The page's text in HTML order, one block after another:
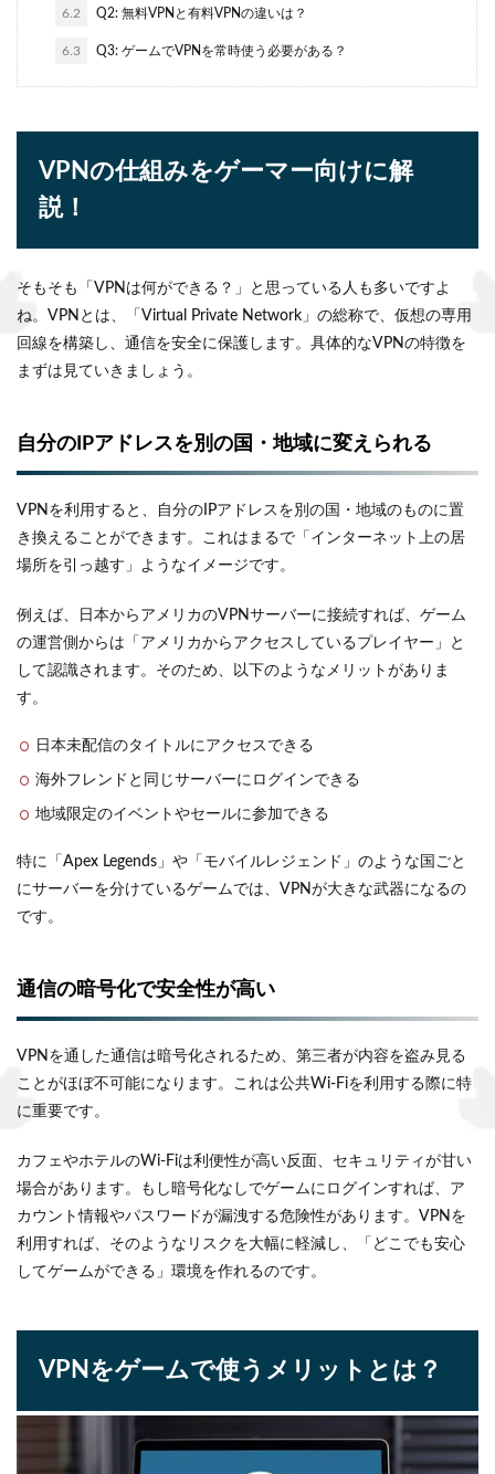
6.2 Q2: 無料VPNと有料VPNの違いは？
6.3 Q3: ゲームでVPNを常時使う必要がある？
VPNの仕組みをゲーマー向けに解
説！
そもそも「VPNは何ができる？」と思っている人も多いですよ
ね。VPNとは、「Virtual Private Network」の総称で、仮想の専用
回線を構築し、通信を安全に保護します。具体的なVPNの特徴を
まずは見ていきましょう。
自分のIPアドレスを別の国・地域に変えられる
VPNを利用すると、自分のIPアドレスを別の国・地域のものに置
き換えることができます。これはまるで「インターネット上の居
場所を引っ越す」ようなイメージです。
例えば、日本からアメリカのVPNサーバーに接続すれば、ゲーム
の運営側からは「アメリカからアクセスしているプレイヤー」と
して認識されます。そのため、以下のようなメリットがありま
す。
日本未配信のタイトルにアクセスできる
海外フレンドと同じサーバーにログインできる
地域限定のイベントやセールに参加できる
特に「Apex Legends」や「モバイルレジェンド」のような国ごと
にサーバーを分けているゲームでは、VPNが大きな武器になるの
です。
通信の暗号化で安全性が高い
VPNを通した通信は暗号化されるため、第三者が内容を盗み見る
ことがほぼ不可能になります。これは公共Wi-Fiを利用する際に特
に重要です。
カフェやホテルのWi-Fiは利便性が高い反面、セキュリティが甘い
場合があります。もし暗号化なしでゲームにログインすれば、ア
カウント情報やパスワードが漏洩する危険性があります。VPNを
利用すれば、そのようなリスクを大幅に軽減し、「どこでも安心
してゲームができる」環境を作れるのです。
VPNをゲームで使うメリットとは？